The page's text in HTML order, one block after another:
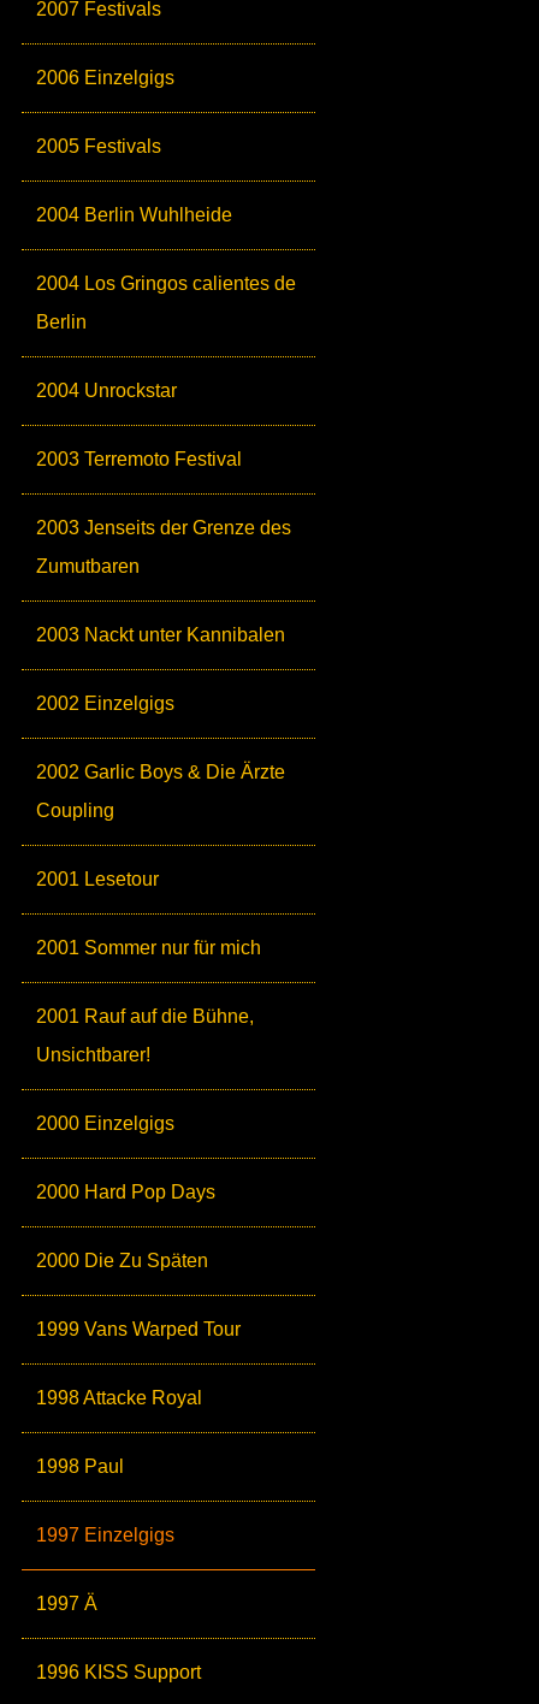
2007 Festivals
2006 Einzelgigs
2005 Festivals
2004 Berlin Wuhlheide
2004 Los Gringos calientes de
Berlin
2004 Unrockstar
2003 Terremoto Festival
2003 Jenseits der Grenze des
Zumutbaren
2003 Nackt unter Kannibalen
2002 Einzelgigs
2002 Garlic Boys & Die Ärzte
Coupling
2001 Lesetour
2001 Sommer nur für mich
2001 Rauf auf die Bühne,
Unsichtbarer!
2000 Einzelgigs
2000 Hard Pop Days
2000 Die Zu Späten
1999 Vans Warped Tour
1998 Attacke Royal
1998 Paul
1997 Einzelgigs
1997 Ä
1996 KISS Support